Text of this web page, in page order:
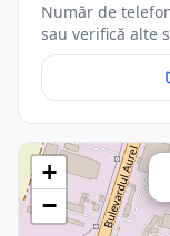
Număr de
sau verifică alte
+
−